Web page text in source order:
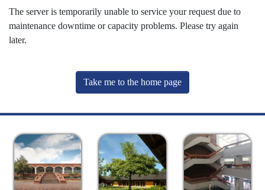
The server is temporarily unable to service your request due to
maintenance downtime or capacity problems. Please try again
later.
Take me to the home page